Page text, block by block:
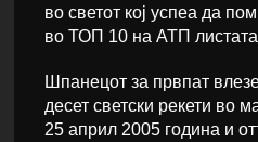
во светот кој успеа да
во ТОП 10 на АТП
Шпанецот за првпат
десет светски рекети во
25 април 2005 година и